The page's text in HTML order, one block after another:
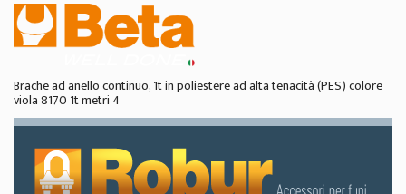
Brache ad anello continuo, 1t in poliestere ad alta tenacità (PES) colore
viola 8170 1t metri 4